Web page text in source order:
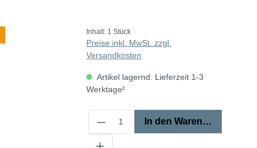
Inhalt: 1 Stück
Preise inkl. MwSt. zzgl.
Versandkosten
Artikel lagernd. Lieferzeit 1-3
Werktage²
In den Warenkorb